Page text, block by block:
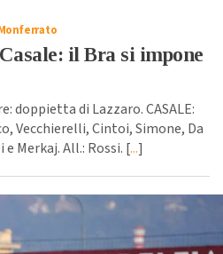
il Bra si impone
doppietta di Lazzaro. CASALE:
Vecchierelli, Cintoi, Simone, Da
e Merkaj. All.: Rossi. [...]